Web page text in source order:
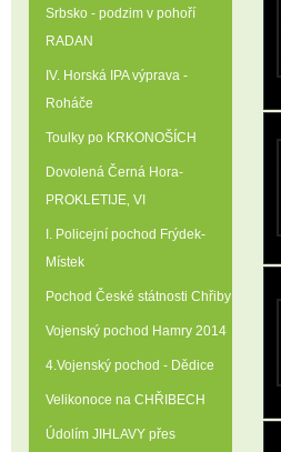
Srbsko - podzim v pohoří
RADAN
IV. Horská IPA výprava -
Roháče
Toulky po KRKONOŠÍCH
Dovolená Černá Hora-
PROKLETIJE‚ VI
I. Policejní pochod Frýdek-
Místek
Pochod České státnosti Chřiby
Vojenský pochod Hamry 2014
4.Vojenský pochod - Dědice
Velikonoce na CHŘIBECH
Údolím JIHLAVY přes